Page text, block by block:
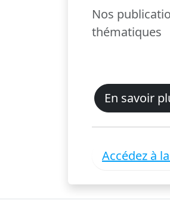
Nos
thématiques
En savoir
Accédez à